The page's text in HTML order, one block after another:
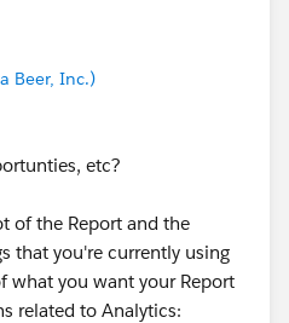
Beer, Inc.)
etc?
of the Report and the
that you're currently using
what you want your Report
related to Analytics: